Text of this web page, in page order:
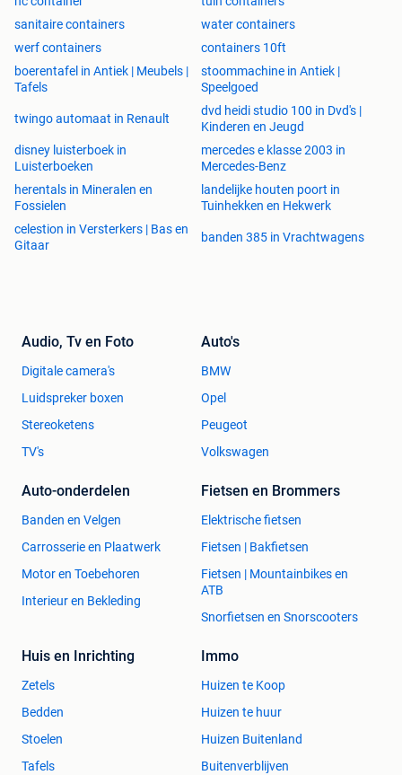
sanitaire containers
water containers
werf containers
containers 10ft
boerentafel in Antiek | Meubels |
Tafels
stoommachine in Antiek |
Speelgoed
twingo automaat in Renault
dvd heidi studio 100 in Dvd's |
Kinderen en Jeugd
disney luisterboek in
Luisterboeken
mercedes e klasse 2003 in
Mercedes-Benz
herentals in Mineralen en
Fossielen
landelijke houten poort in
Tuinhekken en Hekwerk
celestion in Versterkers | Bas en
Gitaar
banden 385 in Vrachtwagens
Audio, Tv en Foto
Digitale camera's
Luidspreker boxen
Stereoketens
TV's
Auto's
BMW
Opel
Peugeot
Volkswagen
Auto-onderdelen
Banden en Velgen
Carrosserie en Plaatwerk
Motor en Toebehoren
Interieur en Bekleding
Fietsen en Brommers
Elektrische fietsen
Fietsen | Bakfietsen
Fietsen | Mountainbikes en
ATB
Snorfietsen en Snorscooters
Huis en Inrichting
Zetels
Bedden
Stoelen
Tafels
Immo
Huizen te Koop
Huizen te huur
Huizen Buitenland
Buitenverblijven